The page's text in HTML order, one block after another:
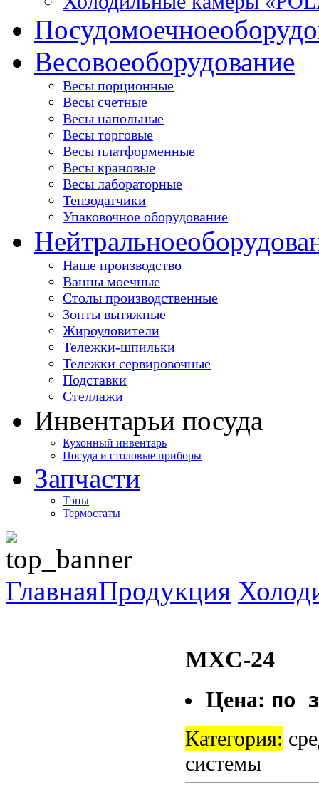
Посудомоечное
Весовоеоборудование
Весы порционные
Весы счетные
Весы напольные
Весы торговые
Весы платформенные
Весы крановые
Весы лабораторные
Тензодатчики
Упаковочное оборудование
Нейтральное
Наше производство
Ванны моечные
Столы производственные
Зонты вытяжные
Жироуловители
Тележки-шпильки
Тележки сервировочные
Подставки
Стеллажи
Инвентарьи посуда
Кухонный инвентарь
Посуда и столовые приборы
Запчасти
Тэны
Термостаты
ГлавнаяПродукция
МХС-24
Цена: по
Категория:
системы